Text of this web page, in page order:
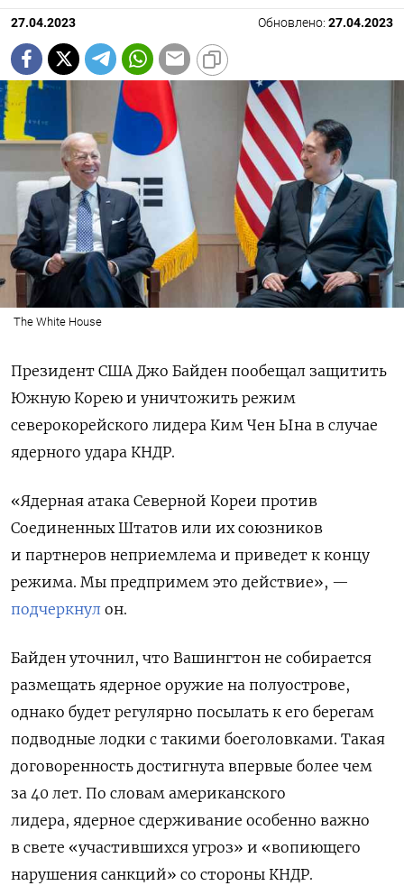
27.04.2023 Обновлено: 27.04.2023
The White House
Президент США Джо Байден пообещал защитить
Южную Корею и уничтожить режим
северокорейского лидера Ким Чен Ына в случае
ядерного удара КНДР.
«Ядерная атака Северной Кореи против
Соединенных Штатов или их союзников
и партнеров неприемлема и приведет к концу
режима. Мы предпримем это действие», —
подчеркнул он.
Байден уточнил, что Вашингтон не собирается
размещать ядерное оружие на полуострове,
однако будет регулярно посылать к его берегам
подводные лодки с такими боеголовками. Такая
договоренность достигнута впервые более чем
за 40 лет. По словам американского
лидера, ядерное сдерживание особенно важно
в свете «участившихся угроз» и «вопиющего
нарушения санкций» со стороны КНДР.